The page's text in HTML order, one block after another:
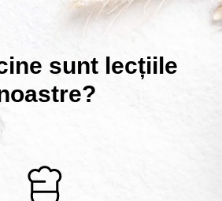
sunt lecțiile